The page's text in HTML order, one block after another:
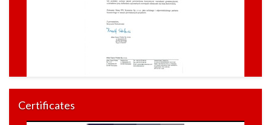
Certificates